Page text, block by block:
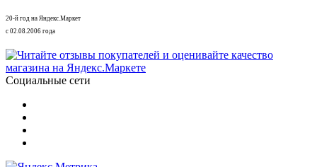
20-й год на Яндекс.Маркет
с 02.08.2006 года
Социальные сети